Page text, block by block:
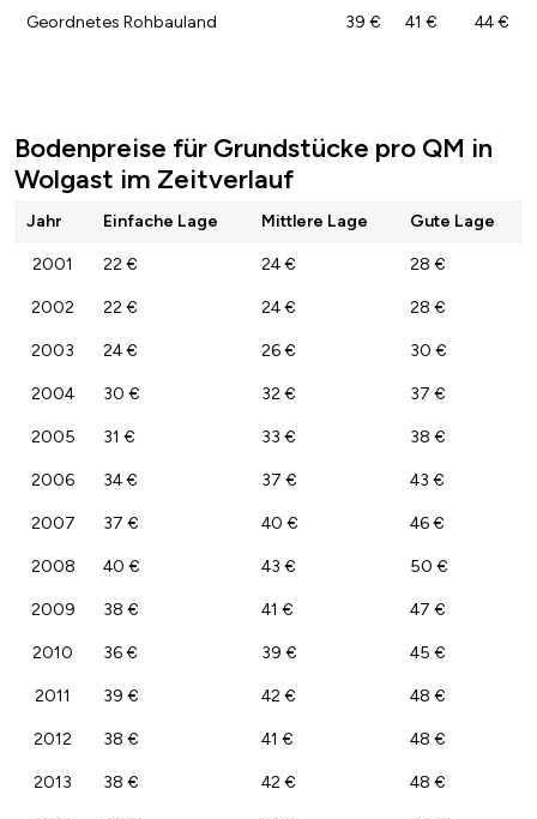
Geordnetes Rohbauland 39 € 41 € 44 €
Bodenpreise für Grundstücke pro QM in
Wolgast im Zeitverlauf
Jahr Einfache Lage Mittlere Lage Gute Lage
2001 22 € 24 € 28 €
2002 22 € 24 € 28 €
2003 24 € 26 € 30 €
2004 30 € 32 € 37 €
2005 31 € 33 € 38 €
2006 34 € 37 € 43 €
2007 37 € 40 € 46 €
2008 40 € 43 € 50 €
2009 38 € 41 € 47 €
2010 36 € 39 € 45 €
2011 39 € 42 € 48 €
2012 38 € 41 € 48 €
2013 38 € 42 € 48 €